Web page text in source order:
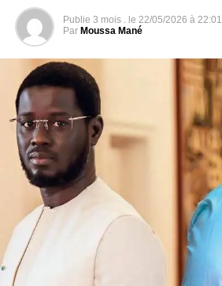
Publie 3 mois . le 22/05/2026 à 22:01
Par Moussa Mané